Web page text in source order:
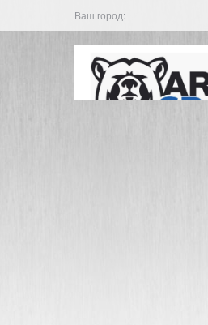
Ваш город: